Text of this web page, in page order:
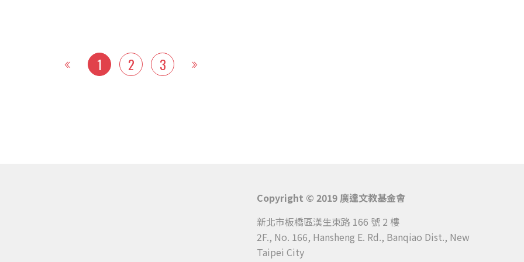
《 1 2 3 》
Copyright © 2019 廣達文教基金會
新北市板橋區漢生東路 166 號 2 樓
2F., No. 166, Hansheng E. Rd., Banqiao Dist., New
Taipei City